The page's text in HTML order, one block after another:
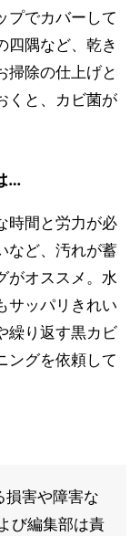
プでカバーして
四隅など、乾き
掃除の仕上げと
くと、カビ菌が
…
時間と労力が必
など、汚れが蓄
がオススメ。水
サッパリきれい
繰り返す黒カビ
ングを依頼して
損害や障害な
び編集部は責